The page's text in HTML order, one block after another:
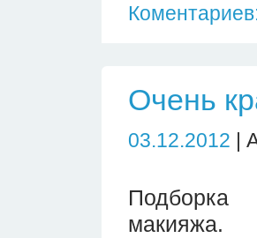
Очень
03.12.2012 |
Подборка
макияжа.